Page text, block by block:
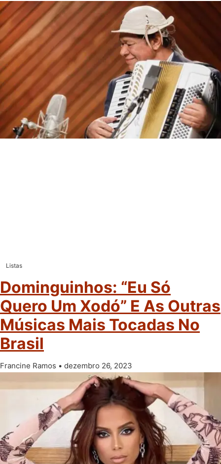
Listas
Dominguinhos: “Eu Só
Quero Um Xodó” E As Outras
Músicas Mais Tocadas No
Brasil
Francine Ramos dezembro 26, 2023